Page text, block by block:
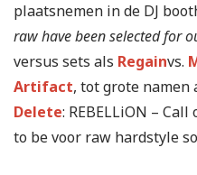
plaatsnemen in de DJ
raw have been selected for
versus sets als Regainvs.
Artifact, tot grote namen
Delete: REBELLiON –
to be voor raw hardstyle